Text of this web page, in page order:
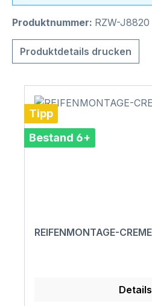
Produktnummer: RZW-J8820
Produktdetails drucken
Tipp
Bestand 6+
REIFENMONTAGE-
Details